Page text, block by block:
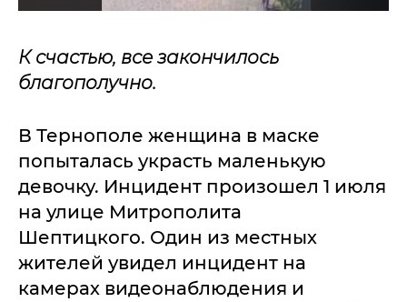
К счастью, все закончилось
благополучно.
В Тернополе женщина в маске
попыталась украсть маленькую
девочку. Инцидент произошел 1 июля
на улице Митрополита
Шептицкого. Один из местных
жителей увидел инцидент на
камерах видеонаблюдения и